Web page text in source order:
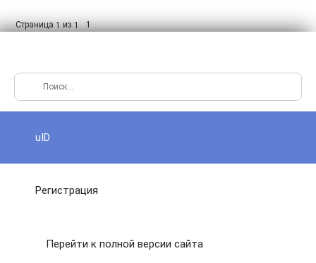
Страница1из1 1
uID
Регистрация
Перейти к полной версии сайта